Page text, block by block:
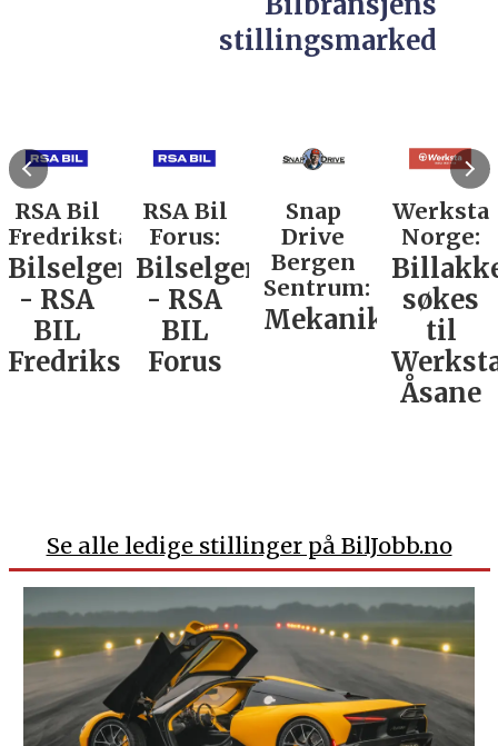
stillingsmarked
RSA Bil
Fredrikstad:
Bilselger
- RSA
BIL
Fredrikstad
RSA Bil
Forus:
Bilselger
- RSA
BIL
Forus
Snap
Drive
Bergen
Sentrum:
Mekaniker
Werksta
Norge:
søkes
til
Åsane
Se alle ledige stillinger på BilJobb.no